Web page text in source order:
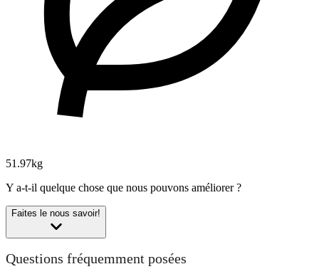
51.97kg
Y a-t-il quelque chose que nous pouvons améliorer ?
Faites le nous savoir!
Questions fréquemment posées